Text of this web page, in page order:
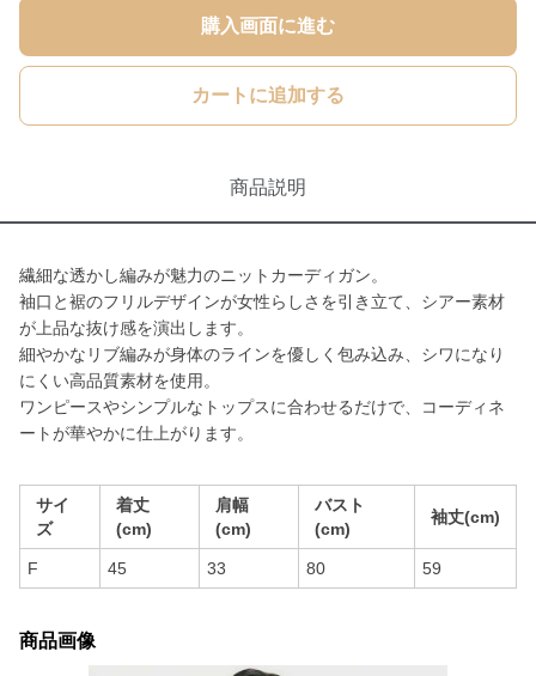
購入画面に進む
カートに追加する
商品説明
繊細な透かし編みが魅力のニットカーディガン。
袖口と裾のフリルデザインが女性らしさを引き立て、シアー素材
が上品な抜け感を演出します。
細やかなリブ編みが身体のラインを優しく包み込み、シワになり
にくい高品質素材を使用。
ワンピースやシンプルなトップスに合わせるだけで、コーディネ
ートが華やかに仕上がります。
サイ
ズ
着丈
(cm)
肩幅
(cm)
バスト
(cm)
袖丈(cm)
F 45 33 80 59
商品画像